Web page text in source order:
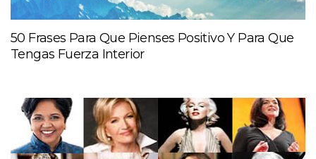
50 Frases Para Que Pienses Positivo Y Para Que
Tengas Fuerza Interior